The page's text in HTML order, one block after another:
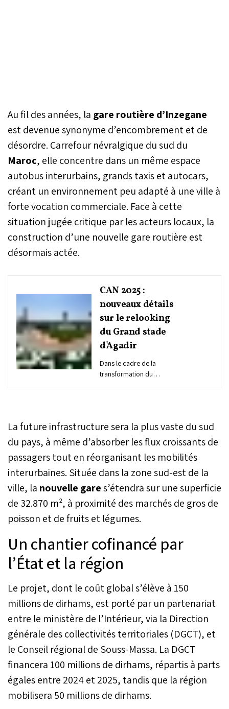
Au fil des années, la gare routière d’Inzegane
est devenue synonyme d’encombrement et de
désordre. Carrefour névralgique du sud du
Maroc, elle concentre dans un même espace
autobus interurbains, grands taxis et autocars,
créant un environnement peu adapté à une ville à
forte vocation commerciale. Face à cette
situation jugée critique par les acteurs locaux, la
construction d’une nouvelle gare routière est
désormais actée.
CAN 2025 :
nouveaux détails
sur le relooking
du Grand stade
d'Agadir
Dans le cadre de la
transformation du
(SDL) Agadir Souss-Massa
Aménagement a révélé les
détails de deux nouveaux
projets majeurs inscrits
dans le vaste chantier du
grand parc urbain qui
ceint le stade :
l’aménagement de terrains
de padel et de la création
de terrains multisports.
La future infrastructure sera la plus vaste du sud
du pays, à même d’absorber les flux croissants de
passagers tout en réorganisant les mobilités
interurbaines. Située dans la zone sud-est de la
ville, la nouvelle gares’étendra sur une superficie
de 32.870 m², à proximité des marchés de gros de
poisson et de fruits et légumes.
Un chantier cofinancé par
l’État et la région
Le projet, dont le coût global s’élève à 150
millions de dirhams, est porté par un partenariat
entre le ministère de l’Intérieur, via la Direction
générale des collectivités territoriales (DGCT), et
le Conseil régional de Souss-Massa. La DGCT
financera 100 millions de dirhams, répartis à parts
égales entre 2024 et 2025, tandis que la région
mobilisera 50 millions de dirhams.